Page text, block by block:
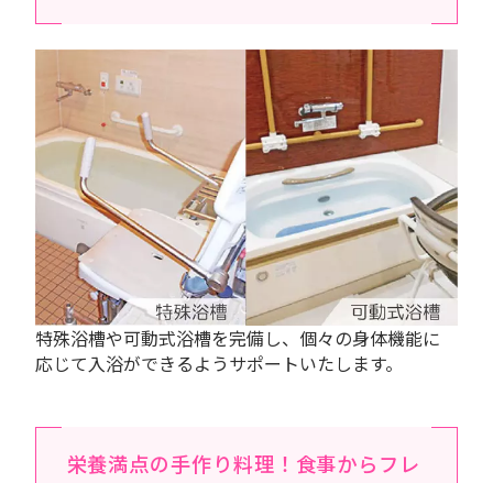
特殊浴槽や可動式浴槽を完備し、個々の身体機能に
応じて入浴ができるようサポートいたします。
栄養満点の手作り料理！食事からフレ